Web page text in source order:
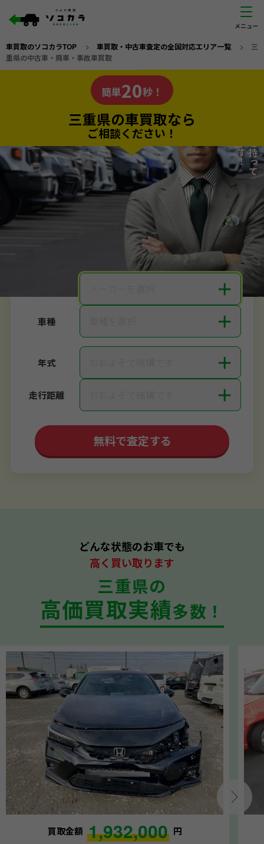
車買取のソコカラTOP > 車買取・中古車査定の全国対応エリア一覧> 三
重県の中古車・廃車・事故車買取
の車買取なら
ソコカラの
電話か出張か、高い方の査定を提案。
私たちが責任を持って
査定いたします！
簡単20秒！
三重県の車買取なら
ご相談ください！
20秒で入力完了！
カンタンWeb査定
ご依頼いただいたお車を丁寧に査定いたします
＋
車種 ＋
年式 ＋
走行距離 ＋
無料で査定する
どんな状態のお車でも
高く買い取ります
三重県の
高価買取実績多数！
買取金額 1,932,000 円